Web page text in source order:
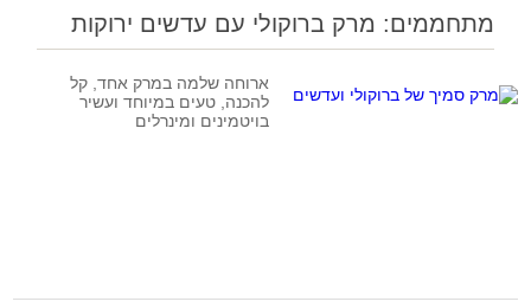
מתחממים: מרק ברוקולי עם עדשים ירוקות
ארוחה שלמה במרק אחד, קל
להכנה, טעים במיוחד ועשיר
בויטמינים ומינרלים